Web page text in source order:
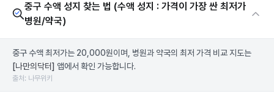
중구 수액 성지 찾는 법 (수액 성지 : 가격이 가장 싼 최저가
병원/약국)
중구 수액 최저가는 20,000원이며, 병원과 약국의 최저 가격 비교 지도는
[나만의닥터] 앱에서 확인 가능합니다.
출처: 나무위키